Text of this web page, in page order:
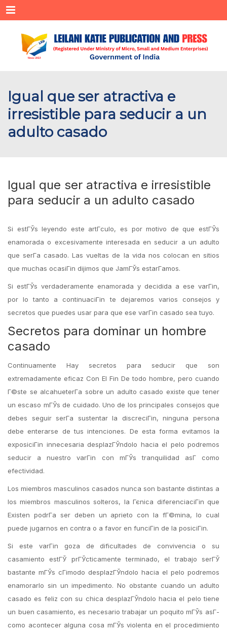
Menu
Igual que ser atractiva e
irresistible para seducir a un
adulto casado
Igual que ser atractiva e irresistible
para seducir a un adulto casado
Si estГЎs leyendo este artГ­culo, es por motivo de que estГЎs
enamorada o excesivamente interesada en seducir a un adulto
que serГ­a casado. Las vueltas de la vida nos colocan en sitios
que muchas ocasiГіn dijimos que JamГЎs estarГ­amos.
Si estГЎs verdaderamente enamorada y decidida a ese varГіn,
por lo tanto a continuaciГіn te dejaremos varios consejos y
secretos que puedes usar para que ese varГіn casado sea tuyo.
Secretos para dominar un hombre
casado
Continuamente Hay secretos para seducir que son
extremadamente eficaz Con El Fin De todo hombre, pero cuando
Г©ste se alcahueterГ­a sobre un adulto casado existe que tener
un escaso mГЎs de cuidado. Uno de los principales consejos que
debes seguir serГ­a sustentar la discreciГіn, ninguna persona
debe enterarse de tus intenciones. De esta forma evitamos la
exposiciГіn innecesaria desplazГЎndolo hacia el pelo podremos
seducir a nuestro varГіn con mГЎs tranquilidad asГ­ como
efectividad.
Los miembros masculinos casados nunca son bastante distintas a
los miembros masculinos solteros, la Гєnica diferenciaciГіn que
Existen podrГ­a ser deben un aprieto con la fГ©mina, lo cual
puede jugarnos en contra o a favor en funciГіn de la posiciГіn.
Si este varГіn goza de dificultades de convivencia o su
casamiento estГЎ prГЎcticamente terminado, el trabajo serГЎ
bastante mГЎs cГіmodo desplazГЎndolo hacia el pelo podremos
enamorarlo sin un impedimento. No obstante cuando un adulto
casado es feliz con su chica desplazГЎndolo hacia el pelo tiene
un buen casamiento, es necesario trabajar un poquito mГЎs asГ­
como acontecer alguna cosa mГЎs violenta en el procedimiento